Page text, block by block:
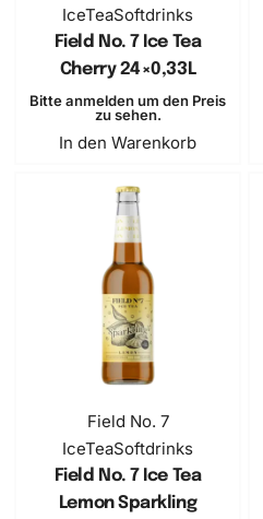
IceTeaSoftdrinks
Field No. 7 Ice Tea
Cherry 24×0,33L
Bitte anmelden um den Preis
zu sehen.
In den Warenkorb
Field No. 7
IceTeaSoftdrinks
Field No. 7 Ice Tea
Lemon Sparkling